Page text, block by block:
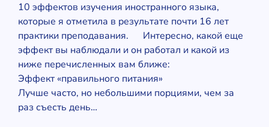
10 эффектов изучения иностранного языка,
которые я отметила в результате почти 16 лет
практики преподавания. Интересно, какой еще
эффект вы наблюдали и он работал и какой из
ниже перечисленных вам ближе:
Эффект «правильного питания»
Лучше часто, но небольшими порциями, чем за
раз съесть день…